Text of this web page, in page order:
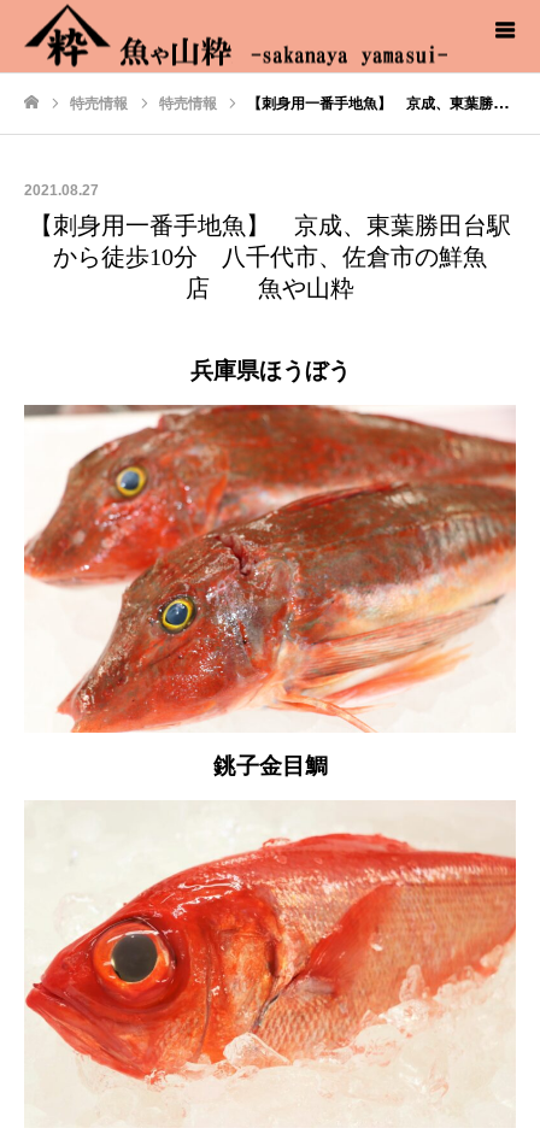
特売情報 特売情報 【刺身用一番手地魚】 京成、東葉勝田台駅から徒歩10分 八千代市、佐倉市の鮮魚店 魚や山粋
2021.08.27
【刺身用一番手地魚】 京成、東葉勝田台駅
から徒歩10分 八千代市、佐倉市の鮮魚
店 魚や山粋
兵庫県ほうぼう
銚子金目鯛